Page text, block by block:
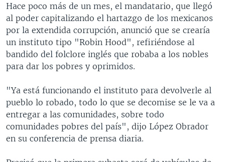
Hace poco más de un mes, el mandatario, que llegó
al poder capitalizando el hartazgo de los mexicanos
por la extendida corrupción, anunció que se crearía
un instituto tipo "Robin Hood", refiriéndose al
bandido del folclore inglés que robaba a los nobles
para dar los pobres y oprimidos.
"Ya está funcionando el instituto para devolverle al
pueblo lo robado, todo lo que se decomise se le va a
entregar a las comunidades, sobre todo
comunidades pobres del país", dijo López Obrador
en su conferencia de prensa diaria.